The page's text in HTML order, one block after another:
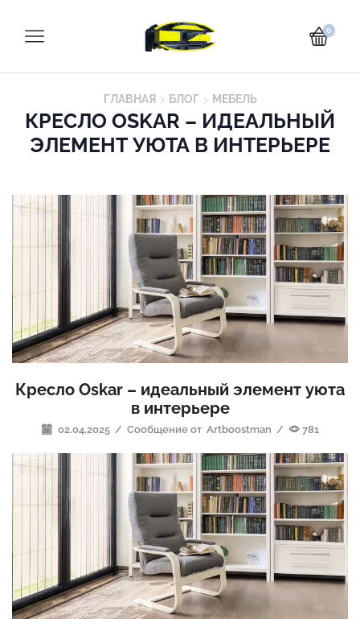
0
ГЛАВНАЯ БЛОГ МЕБЕЛЬ
КРЕСЛО OSKAR – ИДЕАЛЬНЫЙ
ЭЛЕМЕНТ УЮТА В ИНТЕРЬЕРЕ
Кресло Oskar – идеальный элемент уюта
в интерьере
02.04.2025 / Сообщение от Artboostman / 781